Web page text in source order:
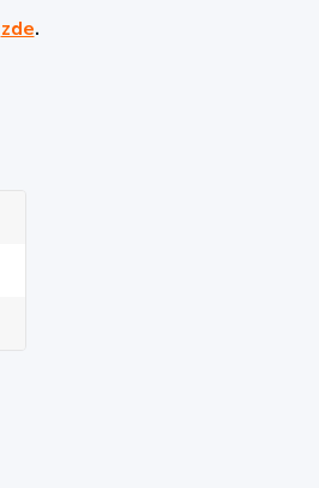
zde.